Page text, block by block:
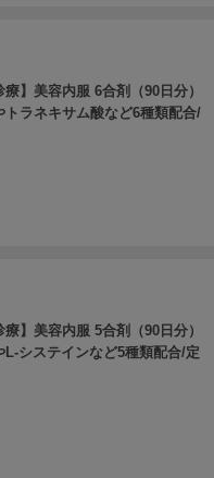
療】美容内服 6合剤（90日分）
トラネキサム酸など6種類配合/
療】美容内服 5合剤（90日分）
L-システインなど5種類配合/定